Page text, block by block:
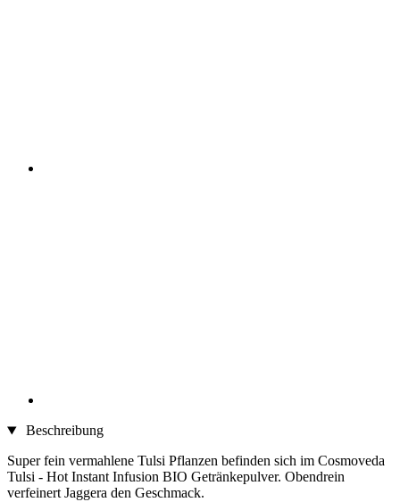
Beschreibung
Super fein vermahlene Tulsi Pflanzen befinden sich im Cosmoveda
Tulsi - Hot Instant Infusion BIO Getränkepulver. Obendrein
verfeinert Jaggera den Geschmack.